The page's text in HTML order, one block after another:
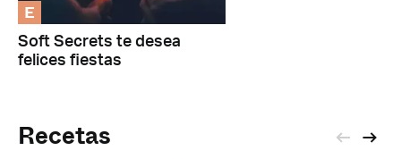
E
Soft Secrets te desea
felices fiestas
Recetas